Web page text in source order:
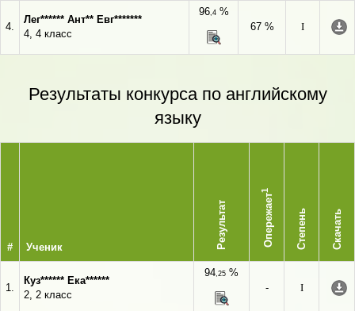
4.
Лег****** Ант** Евг*******
4, 4 класс
96,4%
67 %
I
Результаты конкурса по английскому
языку
# Ученик Результат Опережает
1
Степень Скачать
1.
Куз****** Ека******
2, 2 класс
94,25 %
-
I